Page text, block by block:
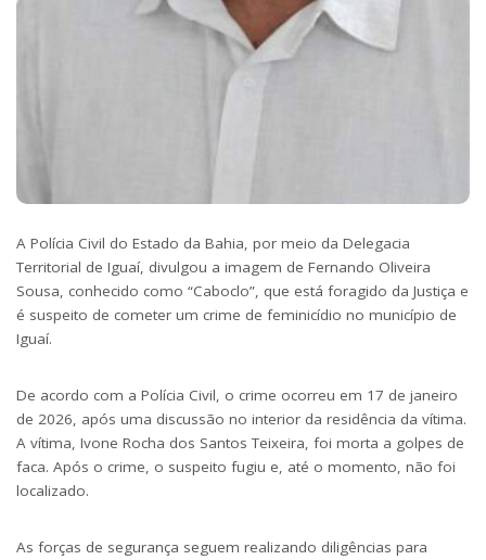
A Polícia Civil do Estado da Bahia, por meio da Delegacia
Territorial de Iguaí, divulgou a imagem de Fernando Oliveira
Sousa, conhecido como “Caboclo”, que está foragido da Justiça e
é suspeito de cometer um crime de feminicídio no município de
Iguaí.
De acordo com a Polícia Civil, o crime ocorreu em 17 de janeiro
de 2026, após uma discussão no interior da residência da vítima.
A vítima, Ivone Rocha dos Santos Teixeira, foi morta a golpes de
faca. Após o crime, o suspeito fugiu e, até o momento, não foi
localizado.
As forças de segurança seguem realizando diligências para